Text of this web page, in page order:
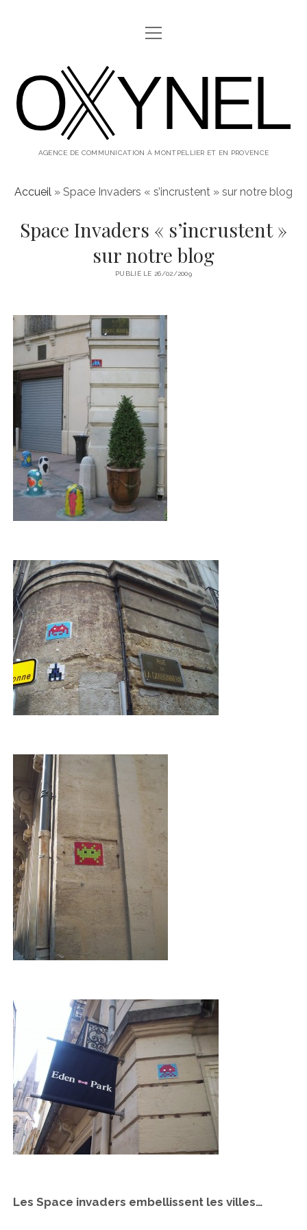
ABOUT
twitterinstagram
linkedin
ouvrir
menu
oxynel,
le
blog
AGENCE DE COMMUNICATION À MONTPELLIER ET EN PROVENCE
Accueil » Space Invaders « s’incrustent » sur notre blog
Space Invaders « s’incrustent »
sur notre blog
PUBLIÉ LE 26/02/2009
Les Space invaders embellissent les villes…